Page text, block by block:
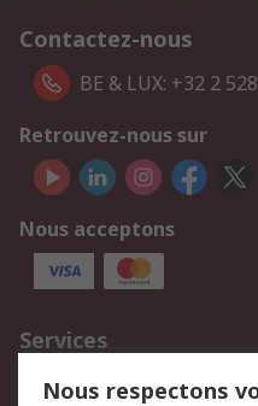
Contactez-nous
BE & LUX: +32 2
Retrouvez-nous sur
Nous acceptons
Services
750.000 produits
Nous respectons